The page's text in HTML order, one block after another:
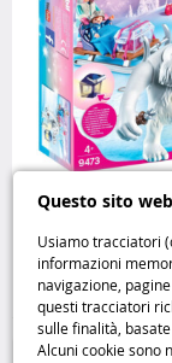
Questo sito
Usiamo tracciatori
informazioni
navigazione,
questi tracciatori
sulle finalità,
Alcuni cookie sono
Playmobil Magic Yeti
12,95€
Playmobil